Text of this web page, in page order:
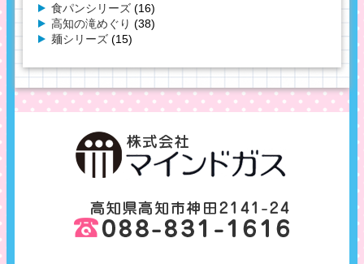
食パンシリーズ (16)
高知の滝めぐり (38)
麺シリーズ (15)